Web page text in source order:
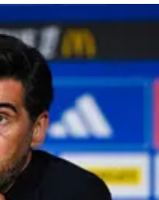
retard de 7 ans
panique c'est toujours
de sotie le fada !